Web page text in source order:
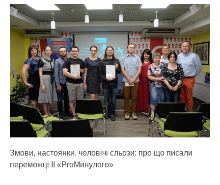
Змови, настоянки, чоловічі сльози: про що писали
переможці ІІ «ProМинулого»